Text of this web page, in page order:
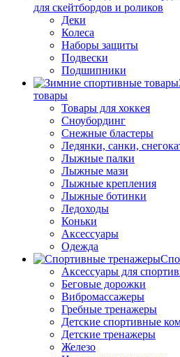
для скейтбордов и роликов
Деки
Колеса
Наборы защиты
Подвески
Подшипники
товары
Товары для хоккея
Сноубординг
Снежные бластеры
Ледянки, санки,
Лыжные палки
Лыжные мази
Лыжные крепления
Лыжные ботинки
Ледоходы
Коньки
Аксессуары
Одежда
Аксессуары для
Беговые дорожки
Вибромассажеры
Гребные тренажеры
Детские спортивные
Детские тренажеры
Железо